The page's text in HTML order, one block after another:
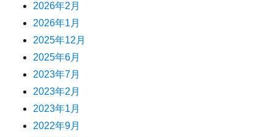
2026年2月
2026年1月
2025年12月
2025年6月
2023年7月
2023年2月
2023年1月
2022年9月